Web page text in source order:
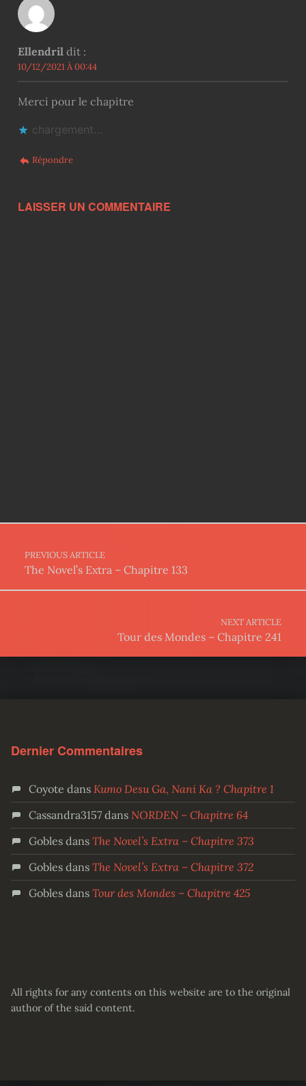
Ellendril dit :
10/12/2021 À 00:44
Merci pour le chapitre
chargement…
Répondre
LAISSER UN COMMENTAIRE
Post navigation
PREVIOUS ARTICLE
The Novel’s Extra – Chapitre 133
NEXT ARTICLE
Tour des Mondes – Chapitre 241
Dernier Commentaires
Coyote dans Kumo Desu Ga, Nani Ka ? Chapitre 1
Cassandra3157dans NORDEN – Chapitre 64
Goblesdans The Novel’s Extra – Chapitre 373
Goblesdans The Novel’s Extra – Chapitre 372
Goblesdans Tour des Mondes – Chapitre 425
All rights for any contents on this website are to the original
author of the said content.